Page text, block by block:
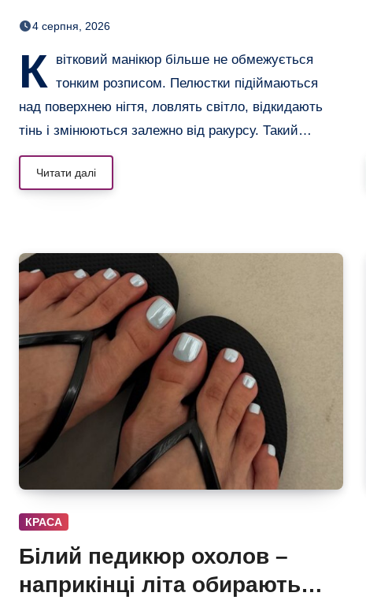
неймовірним 3D-ефектом
4 серпня, 2026
К
вітковий манікюр більше не обмежується
тонким розписом. Пелюстки підіймаються
над поверхнею нігтя, ловлять світло, відкидають
тінь і змінюються залежно від ракурсу. Такий…
Читати далі
КРАСА
Білий педикюр охолов –
наприкінці літа обирають